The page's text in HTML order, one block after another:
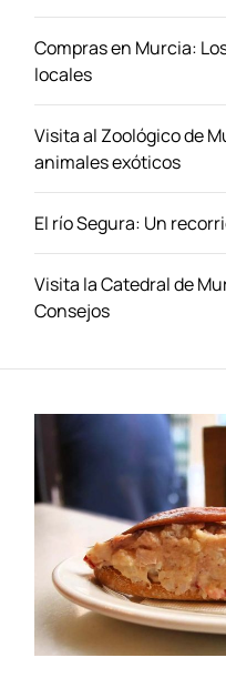
l
a
a
f
a
x
Compras en Murcia:
locales
Visita al Zoológico de
animales exóticos
El río Segura: Un
Visita la Catedral de
Consejos